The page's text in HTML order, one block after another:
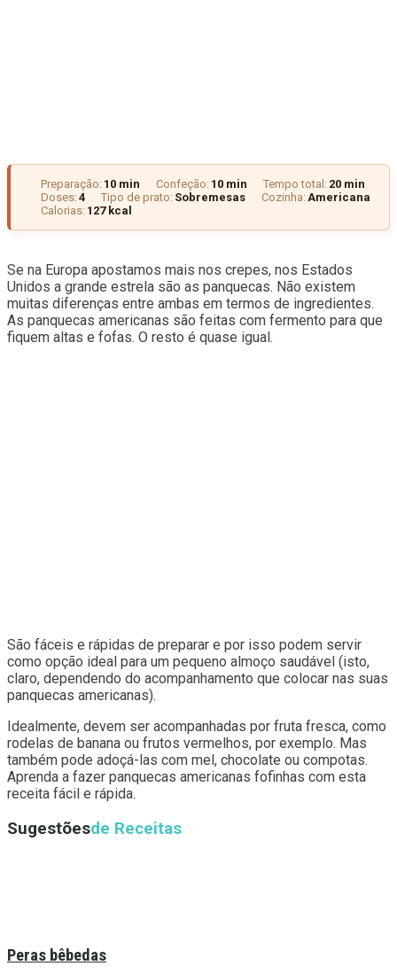
Preparação: 10 min Confeção: 10 min Tempo total: 20 min
Doses:4 Tipo de prato: Sobremesas Cozinha:Americana
Calorias: 127 kcal
Se na Europa apostamos mais nos crepes, nos Estados
Unidos a grande estrela são as panquecas. Não existem
muitas diferenças entre ambas em termos de ingredientes.
As panquecas americanas são feitas com fermento para que
fiquem altas e fofas. O resto é quase igual.
São fáceis e rápidas de preparar e por isso podem servir
como opção ideal para um pequeno almoço saudável (isto,
claro, dependendo do acompanhamento que colocar nas suas
panquecas americanas).
Idealmente, devem ser acompanhadas por fruta fresca, como
rodelas de banana ou frutos vermelhos, por exemplo. Mas
também pode adoçá-las com mel, chocolate ou compotas.
Aprenda a fazer panquecas americanas fofinhas com esta
receita fácil e rápida.
Sugestõesde Receitas
Peras bêbedas